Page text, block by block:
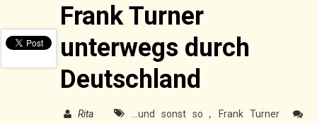
Frank Turner
unterwegs durch
Deutschland
Rita ...und sonst so,
Frank Turner